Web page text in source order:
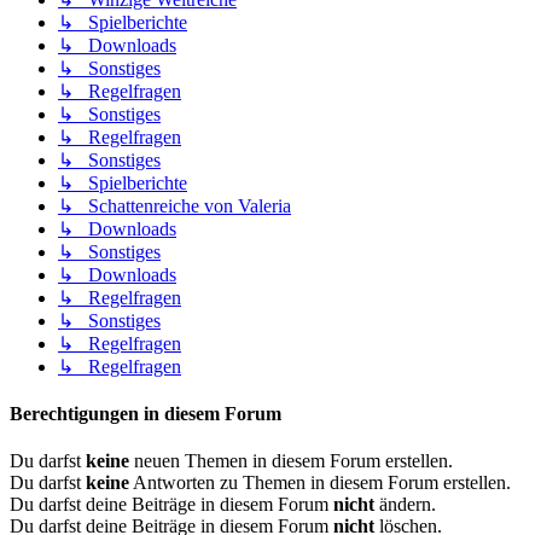
↳ Spielberichte
↳ Downloads
↳ Sonstiges
↳ Regelfragen
↳ Sonstiges
↳ Regelfragen
↳ Sonstiges
↳ Spielberichte
↳ Schattenreiche von Valeria
↳ Downloads
↳ Sonstiges
↳ Downloads
↳ Regelfragen
↳ Sonstiges
↳ Regelfragen
↳ Regelfragen
Berechtigungen in diesem Forum
Du darfstkeine neuen Themen in diesem Forum erstellen.
Du darfstkeineAntworten zu Themen in diesem Forum erstellen.
Du darfst deine Beiträge in diesem Forum nichtändern.
Du darfst deine Beiträge in diesem Forum nichtlöschen.